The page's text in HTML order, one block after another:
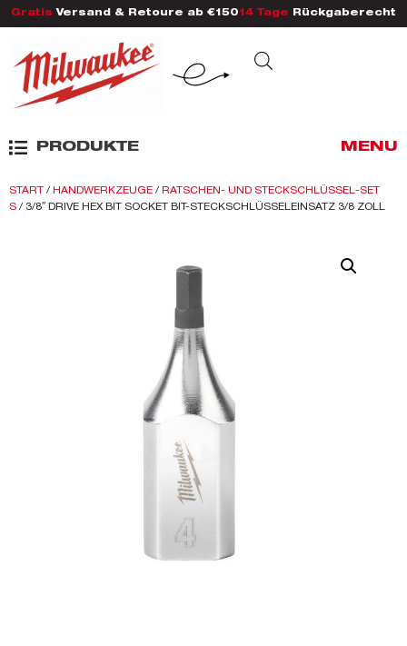
Gratis Versand & Retoure ab €150 14 Tage Rückgaberecht
PRODUKTE MENU
START / HANDWERKZEUGE / RATSCHEN- UND STECKSCHLÜSSEL-SET
S / 3/8″ DRIVE HEX BIT SOCKET BIT-STECKSCHLÜSSELEINSATZ 3/8 ZOLL